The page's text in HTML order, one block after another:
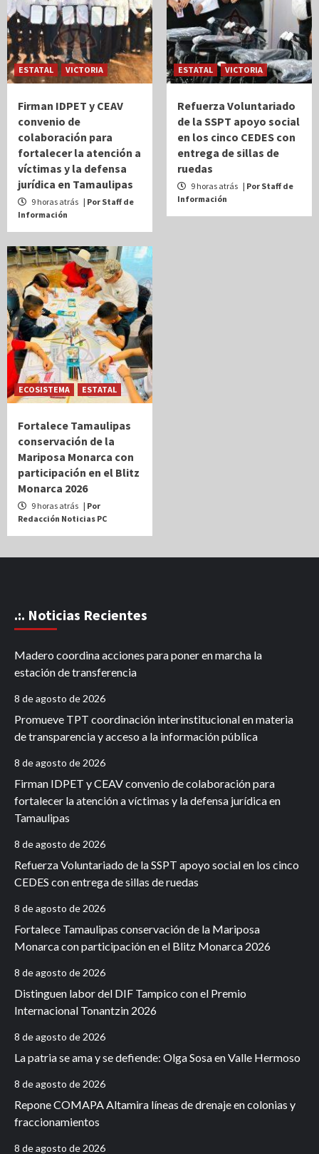
ESTATAL VICTORIA
Firman IDPET y CEAV
convenio de
colaboración para
fortalecer la atención a
víctimas y la defensa
jurídica en Tamaulipas
9 horas atrás | Por Staff de
Información
ESTATAL VICTORIA
Refuerza Voluntariado
de la SSPT apoyo social
en los cinco CEDES con
entrega de sillas de
ruedas
9 horas atrás | Por Staff de
Información
ECOSISTEMA ESTATAL
Fortalece Tamaulipas
conservación de la
Mariposa Monarca con
participación en el Blitz
Monarca 2026
9 horas atrás | Por
Redacción Noticias PC
.:. Noticias Recientes
Madero coordina acciones para poner en marcha la
estación de transferencia
8 de agosto de 2026
Promueve TPT coordinación interinstitucional en materia
de transparencia y acceso a la información pública
8 de agosto de 2026
Firman IDPET y CEAV convenio de colaboración para
fortalecer la atención a víctimas y la defensa jurídica en
Tamaulipas
8 de agosto de 2026
Refuerza Voluntariado de la SSPT apoyo social en los cinco
CEDES con entrega de sillas de ruedas
8 de agosto de 2026
Fortalece Tamaulipas conservación de la Mariposa
Monarca con participación en el Blitz Monarca 2026
8 de agosto de 2026
Distinguen labor del DIF Tampico con el Premio
Internacional Tonantzin 2026
8 de agosto de 2026
La patria se ama y se defiende: Olga Sosa en Valle Hermoso
8 de agosto de 2026
Repone COMAPA Altamira líneas de drenaje en colonias y
fraccionamientos
8 de agosto de 2026